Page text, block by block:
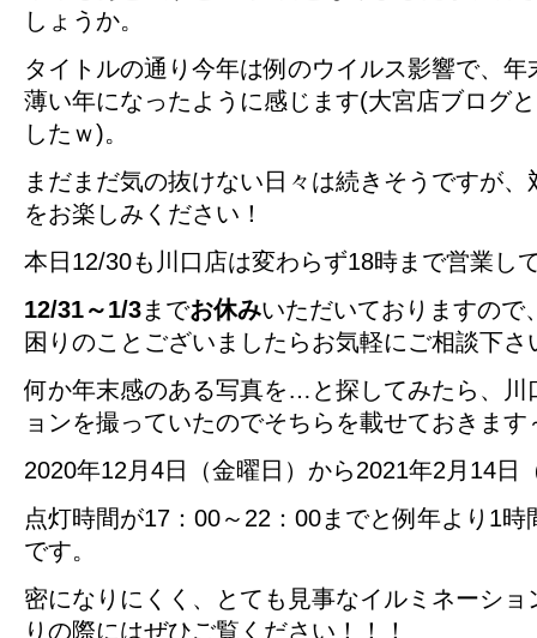
しょうか。
タイトルの通り今年は例のウイルス影響で、
薄い年になったように感じます(大宮店ブログ
したｗ)。
まだまだ気の抜けない日々は続きそうですが
をお楽しみください！
本日12/30も川口店は変わらず18時まで営業し
12/31～1/3までお休みいただいておりますので
困りのことございましたらお気軽にご相談下さ
何か年末感のある写真を…と探してみたら、川
ョンを撮っていたのでそちらを載せておきます
2020年12月4日（金曜日）から2021年2月14日
点灯時間が17：00～22：00までと例年より1
です。
密になりにくく、とても見事なイルミネーシ
りの際にはぜひご覧ください！！！